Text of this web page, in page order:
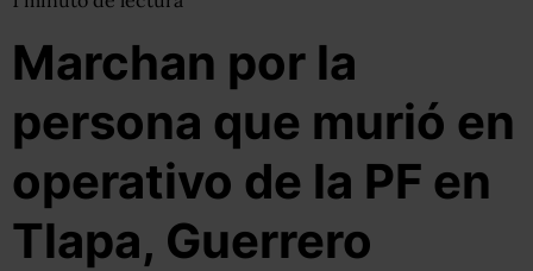
Marchan por la
persona que murió en
operativo de la PF en
Tlapa, Guerrero